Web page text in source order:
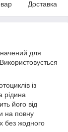
Доставка
для
із
рідина
його від
на повну
без жодного